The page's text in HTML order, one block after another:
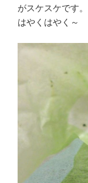
がスケスケです。
はやくはやく～